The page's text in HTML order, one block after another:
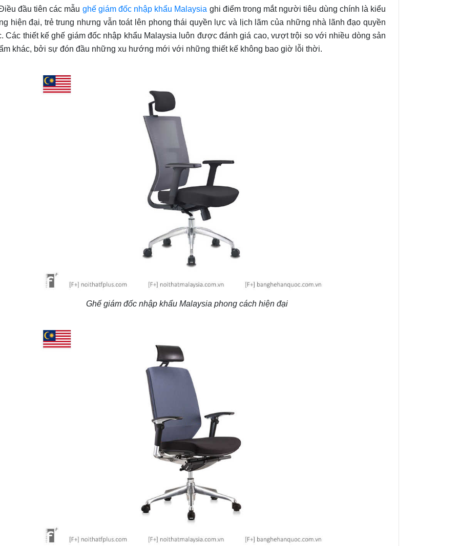
đầu tiên các mẫu ghế giám đốc nhập khẩu Malaysia ghi điểm trong mắt người tiêu dùng chính là kiểu
hiện đại, trẻ trung nhưng vẫn toát lên phong thái quyền lực và lịch lãm của những nhà lãnh đạo quyền
Các thiết kế ghế giám đốc nhập khẩu Malaysia luôn được đánh giá cao, vượt trội so với nhiều dòng sản
khác, bởi sự đón đầu những xu hướng mới với những thiết kế không bao giờ lỗi thời.
Ghế giám đốc nhập khẩu Malaysia phong cách hiện đại